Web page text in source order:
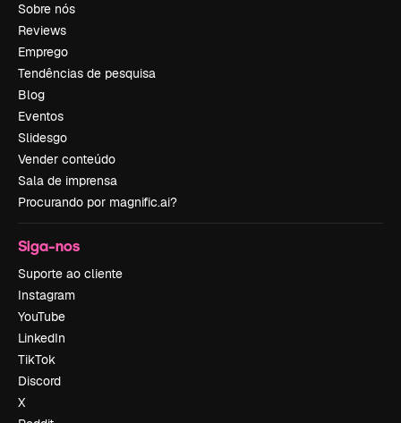
Sobre nós
Reviews
Emprego
Tendências de pesquisa
Blog
Eventos
Slidesgo
Vender conteúdo
Sala de imprensa
Procurando por magnific.ai?
Siga-nos
Suporte ao cliente
Instagram
YouTube
LinkedIn
TikTok
Discord
X